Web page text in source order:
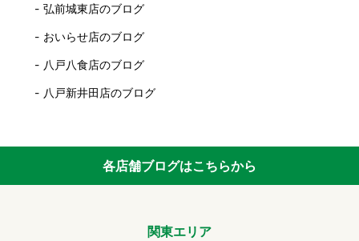
弘前城東店のブログ
おいらせ店のブログ
八戸八食店のブログ
八戸新井田店のブログ
各店舗ブログはこちらから
関東エリア